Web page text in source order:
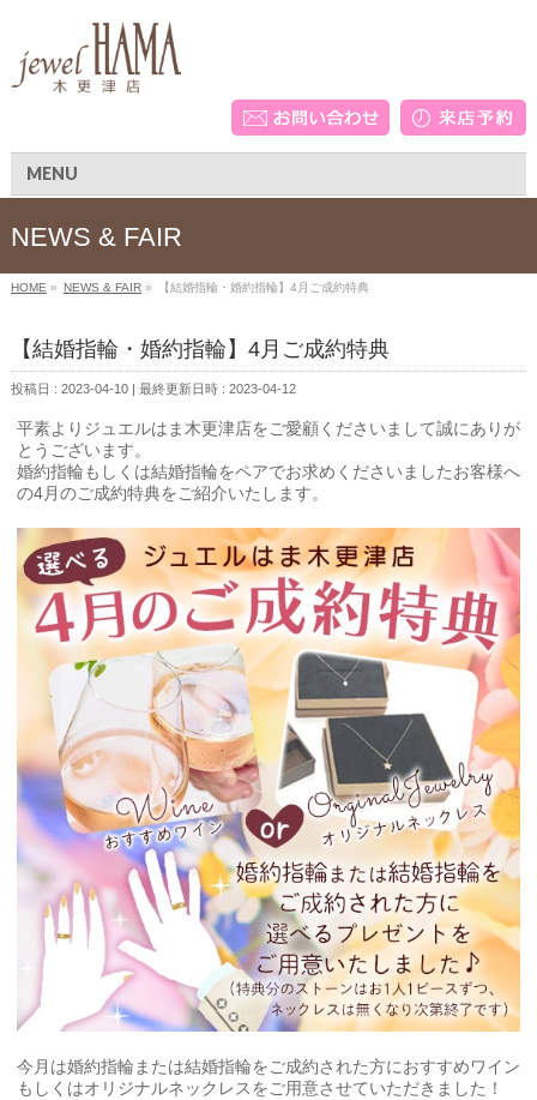
MENU
NEWS & FAIR
HOME » NEWS & FAIR» 【結婚指輪・婚約指輪】4月ご成約特典
【結婚指輪・婚約指輪】4月ご成約特典
投稿日 : 2023-04-10 最終更新日時 : 2023-04-12
平素よりジュエルはま木更津店をご愛顧くださいまして誠にありが
とうございます。
婚約指輪もしくは結婚指輪をペアでお求めくださいましたお客様へ
の4月のご成約特典をご紹介いたします。
今月は婚約指輪または結婚指輪をご成約された方におすすめワイン
もしくはオリジナルネックレスをご用意させていただきました！